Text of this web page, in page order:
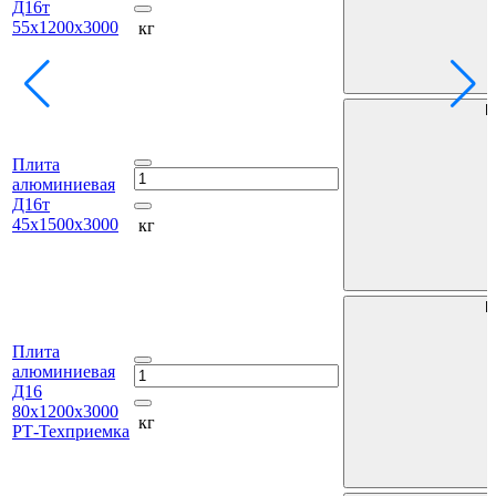
Д16т
55х1200х3000
кг
Плита
алюминиевая
Д16т
45х1500х3000
кг
Плита
алюминиевая
Д16
80х1200х3000
РТ-Техприемка кг